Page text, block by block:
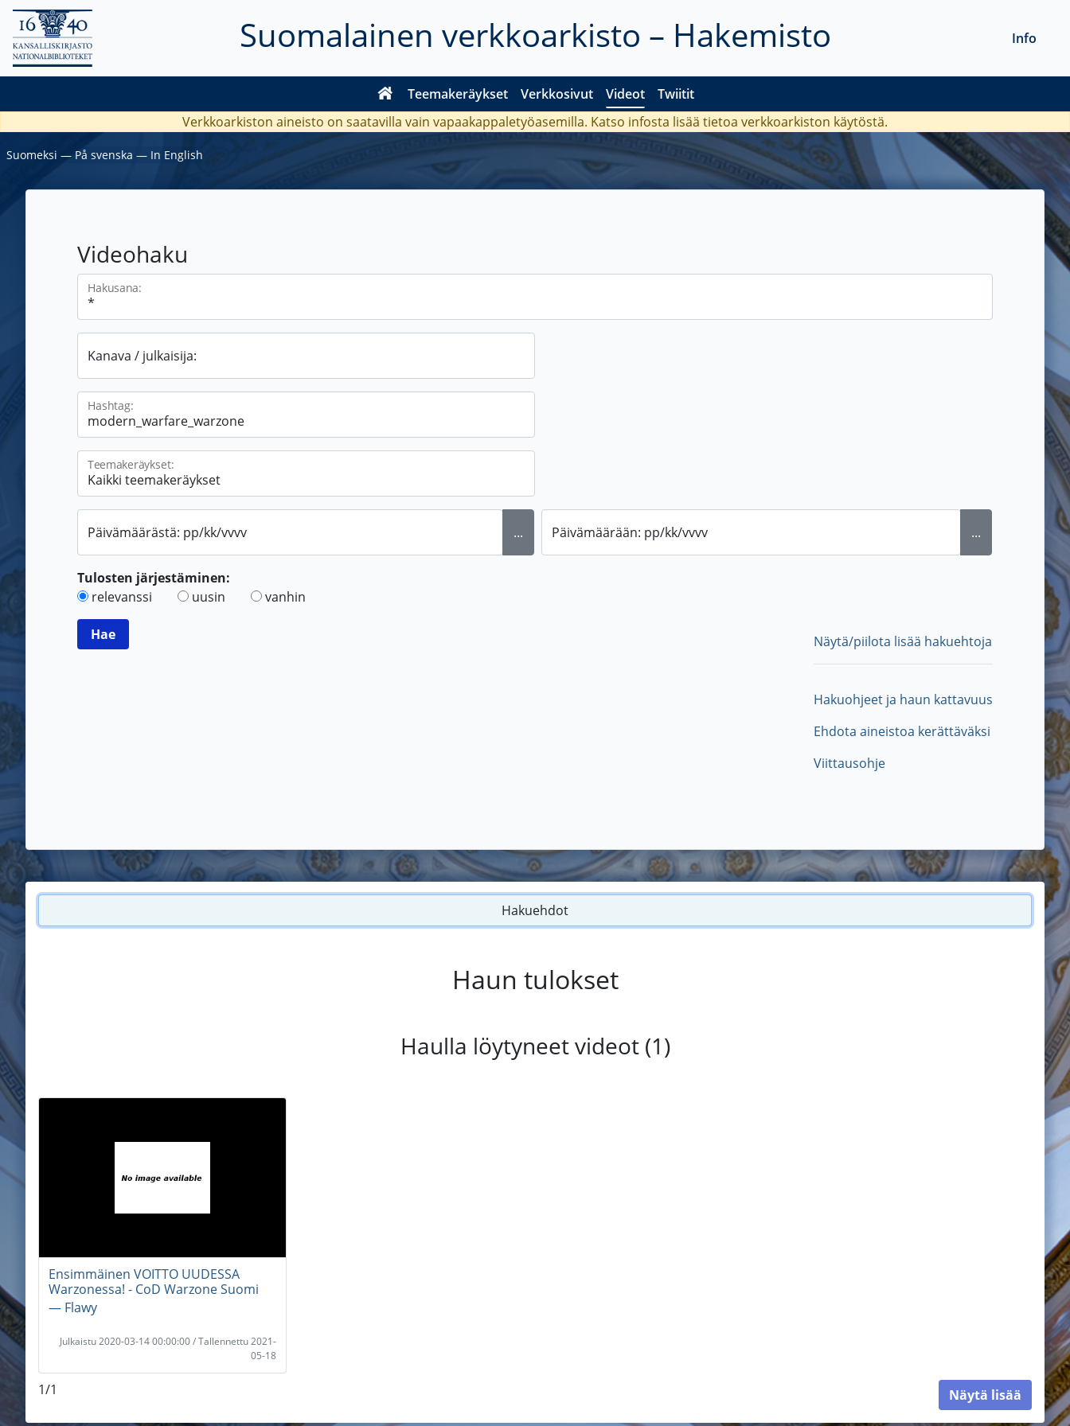
Suomalainen verkkoarkisto – Hakemisto
Teemakeräykset Verkkosivut Videot Twiitit
Info
Verkkoarkiston aineisto on saatavilla vain vapaakappaletyöasemilla. Katso infosta lisää tietoa verkkoarkiston käytöstä.
Suomeksi ― På svenska ― In English
Videohaku
Hakusana:
Kanava / julkaisija:
Hashtag:
Teemakeräykset:
Päivämäärästä: pp/kk/vvvv ... Päivämäärään: pp/kk/vvvv ...
Tulosten järjestäminen:
relevanssi
uusin vanhin
Näytä/piilota lisää hakuehtoja
Hakuohjeet ja haun kattavuus
Ehdota aineistoa kerättäväksi
Viittausohje
Hakuehdot
Haun tulokset
Haulla löytyneet videot (1)
Ensimmäinen VOITTO UUDESSA
Warzonessa! - CoD Warzone Suomi
― Flawy
Julkaistu 2020-03-14 00:00:00 / Tallennettu 2021-
05-18
1/1 Näytä lisää